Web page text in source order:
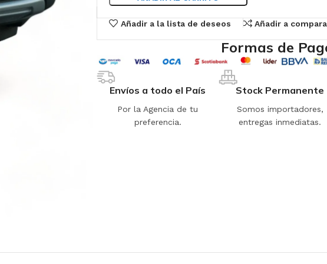
Añadir a la lista de deseos Añadir a
Formas de
Envíos a todo el País
Por la Agencia de tu
preferencia.
Stock Permanente
Somos importadores,
entregas inmediatas.